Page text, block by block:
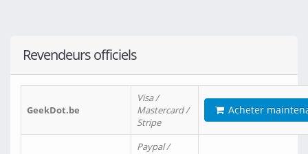
Revendeurs officiels
GeekDot.be
Visa /
Mastercard /
Stripe
Acheter
Paypal /